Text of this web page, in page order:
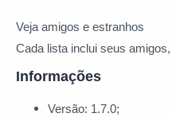
Veja amigos e estranhos
Cada lista inclui seus
Informações
Versão: 1.7.0;